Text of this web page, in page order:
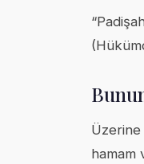
Üzerine
hamam